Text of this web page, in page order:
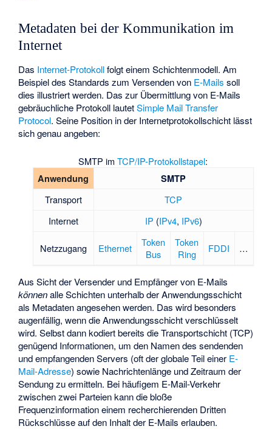
Metadaten bei der Kommunikation im
Internet
Das Internet-Protokollfolgt einem Schichtenmodell. Am
Beispiel des Standards zum Versenden von E-Mails soll
dies illustriert werden. Das zur Übermittlung von E-Mails
gebräuchliche Protokoll lautetSimple Mail Transfer
Protocol. Seine Position in der Internetprotokollschicht lässt
sich genau angeben:
SMTP imTCP/IP-Protokollstapel:
Anwendung SMTP
Transport
TCP
Internet
IP (IPv4, IPv6)
Netzzugang Ethernet
Token
Bus
Token
Ring
FDDI …
Aus Sicht der Versender und Empfänger von E-Mails
könnenalle Schichten unterhalb der Anwendungsschicht
als Metadaten angesehen werden. Das wird besonders
augenfällig, wenn die Anwendungsschicht verschlüsselt
wird. Selbst dann kodiert bereits die Transportschicht (TCP)
genügend Informationen, um den Namen des sendenden
und empfangenden Servers (oft der globale Teil einer E-
Mail-Adresse) sowie Nachrichtenlänge und Zeitraum der
Sendung zu ermitteln. Bei häufigem E-Mail-Verkehr
zwischen zwei Parteien kann die bloße
Frequenzinformation einem recherchierenden Dritten
Rückschlüsse auf den Inhalt der E-Mails erlauben.